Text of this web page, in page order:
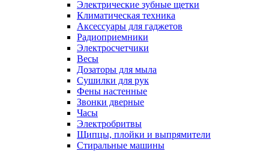
Электрические зубные щетки
Климатическая техника
Аксессуары для гаджетов
Радиоприемники
Электросчетчики
Весы
Дозаторы для мыла
Сушилки для рук
Фены настенные
Звонки дверные
Часы
Электробритвы
Щипцы, плойки и выпрямители
Стиральные машины